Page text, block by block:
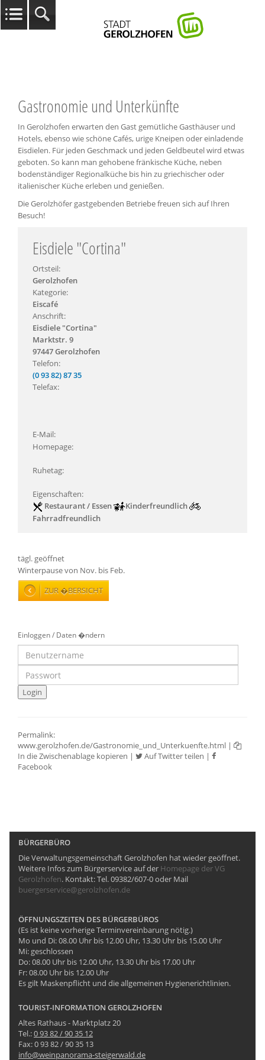
Gastronomie und Unterkünfte
In Gerolzhofen erwarten den Gast gemütliche Gasthäuser und
Hotels, ebenso wie schöne Cafés, urige Kneipen oder einladende
Eisdielen. Für jeden Geschmack und jeden Geldbeutel wird etwas
geboten. So kann man gehobene fränkische Küche, neben
bodenständiger Regionalküche bis hin zu griechischer oder
italienischer Küche erleben und genießen.
Die Gerolzhöfer gastgebenden Betriebe freuen sich auf Ihren
Besuch!
Eisdiele "Cortina"
Ortsteil:
Gerolzhofen
Kategorie:
Eiscafé
Anschrift:
Eisdiele "Cortina"
Marktstr. 9
97447 Gerolzhofen
Telefon:
(0 93 82) 87 35
Telefax:
E-Mail:
Homepage:
Ruhetag:
Eigenschaften:
Restaurant / Essen
Kinderfreundlich
Fahrradfreundlich
tägl. geöffnet
Winterpause von Nov. bis Feb.
ZUR �BERSICHT
Einloggen / Daten �ndern
Permalink:
www.gerolzhofen.de/Gastronomie_und_Unterkuenfte.html |
In die Zwischenablage kopieren | Auf Twitter teilen |
Facebook
BÜRGERBÜRO
Die Verwaltungsgemeinschaft Gerolzhofen hat wieder geöffnet.
Weitere Infos zum Bürgerservice auf der Homepage der VG
Gerolzhofen. Kontakt: Tel. 09382/607-0 oder Mail
buergerservice@gerolzhofen.de
ÖFFNUNGSZEITEN DES BÜRGERBÜROS
(Es ist keine vorherige Terminvereinbarung nötig.)
Mo und Di: 08.00 Uhr bis 12.00 Uhr, 13.30 Uhr bis 15.00 Uhr
Mi: geschlossen
Do: 08.00 Uhr bis 12.00 Uhr, 13.30 Uhr bis 17.00 Uhr
Fr: 08.00 Uhr bis 12.00 Uhr
Es gilt Maskenpflicht und die allgemeinen Hygienerichtlinien.
TOURIST-INFORMATION GEROLZHOFEN
Altes Rathaus - Marktplatz 20
Tel.:0 93 82 / 90 35 12
Fax: 0 93 82 / 90 35 13
info@weinpanorama-steigerwald.de